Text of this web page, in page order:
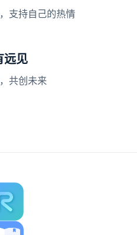
支持自己的热情
远见
共创未来